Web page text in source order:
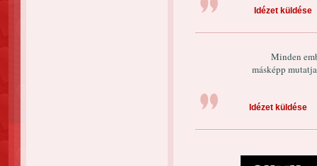
Idézet küldése
Minden
másképp
Idézet küldése